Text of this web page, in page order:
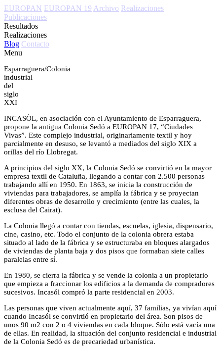
EUROPAN EUROPAN 19 Archivo Realizaciones
Publicaciones
Resultados
Realizaciones
Blog Contacto
Menu
Esparraguera/Colonia
industrial
del
siglo
XXI
INCASÒL, en asociación con el Ayuntamiento de Esparraguera,
propone la antigua Colonia Sedó a EUROPAN 17, “Ciudades
Vivas”. Este complejo industrial, originariamente textil y hoy
parcialmente en desuso, se levantó a mediados del siglo XIX a
orillas del río Llobregat.
A principios del siglo XX, la Colonia Sedó se convirtió en la mayor
empresa textil de Cataluña, llegando a contar con 2.500 personas
trabajando allí en 1950. En 1863, se inicia la construcción de
viviendas para trabajadores, se amplía la fábrica y se proyectan
diferentes obras de desarrollo y crecimiento (entre las cuales, la
esclusa del Cairat).
La Colonia llegó a contar con tiendas, escuelas, iglesia, dispensario,
cine, casino, etc. Todo el conjunto de la colonia obrera estaba
situado al lado de la fábrica y se estructuraba en bloques alargados
de viviendas de planta baja y dos pisos que formaban siete calles
paralelas entre sí.
En 1980, se cierra la fábrica y se vende la colonia a un propietario
que empieza a fraccionar los edificios a la demanda de compradores
sucesivos. Incasól compró la parte residencial en 2003.
Las personas que viven actualmente aquí, 37 familias, ya vivían aquí
cuando Incasól se convirtió en propietario del área. Son pisos de
unos 90 m2 con 2 o 4 viviendas en cada bloque. Sólo está vacía una
de ellas. En realidad, la situación del conjunto residencial e industrial
de la Colonia Sedó es de precariedad urbanística.